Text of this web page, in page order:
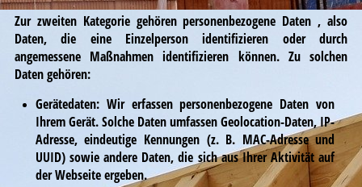
Zur zweiten Kategorie gehören personenbezogene Daten , also
Daten, die eine Einzelperson identifizieren oder durch
angemessene Maßnahmen identifizieren können. Zu solchen
Daten gehören:
Gerätedaten: Wir erfassen personenbezogene Daten von
Ihrem Gerät. Solche Daten umfassen Geolocation-Daten, IP-
Adresse, eindeutige Kennungen (z. B. MAC-Adresse und
UUID) sowie andere Daten, die sich aus Ihrer Aktivität auf
der Webseite ergeben.